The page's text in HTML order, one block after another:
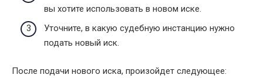
вы хотите использовать в новом иске.
Уточните, в какую судебную инстанцию нужно
подать новый иск.
После подачи нового иска, произойдет следующее: